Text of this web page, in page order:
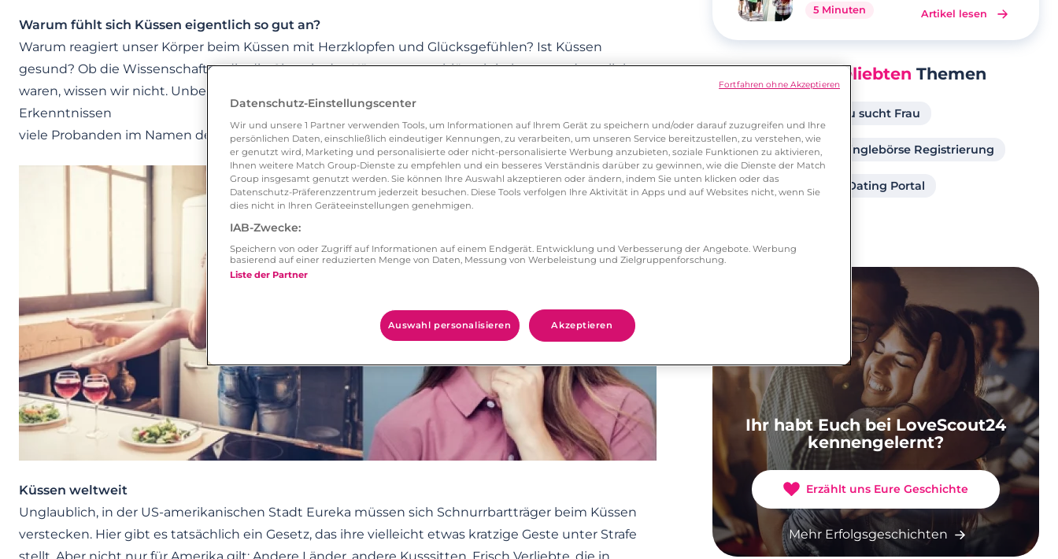
Warum fühlt sich Küssen eigentlich so gut an?
Warum reagiert unser Körper beim Küssen mit Herzklopfen und Glücksgefühlen? Ist Küssen
gesund? Ob die Wissenschafter, die die Chemie des Küssens entschlüsselt haben, gerade verliebt
waren, wissen wir nicht. Unbestreitbar ist allerdings, dass für diese Fülle an wissenschaftlichen
Erkenntnissen
viele Probanden im Namen der Forschung geknutscht haben.
Küssen weltweit
Unglaublich, in der US-amerikanischen Stadt Eureka müssen sich Schnurrbartträger beim Küssen
verstecken. Hier gibt es tatsächlich ein Gesetz, das ihre vielleicht etwas kratzige Geste unter Strafe
5 Minuten Artikel lesen
Beliebten Themen
Frau sucht Frau
Partner ab 40 Singlebörse Registrierung
Partner finden Dating Portal
Ihr habt Euch bei LoveScout24
kennengelernt?
Erzählt uns Eure Geschichte
Mehr Erfolgsgeschichten
Datenschutz-Einstellungscenter
Wir und unsere 1 Partner verwenden Tools, um Informationen auf Ihrem Gerät zu speichern und/oder darauf zuzugreifen und Ihre
persönlichen Daten, einschließlich eindeutiger Kennungen, zu verarbeiten, um unseren Service bereitzustellen, zu verstehen, wie
er genutzt wird, Marketing und personalisierte oder nicht-personalisierte Werbung anzubieten, soziale Funktionen zu aktivieren,
Ihnen weitere Match Group-Dienste zu empfehlen und ein besseres Verständnis darüber zu gewinnen, wie die Dienste der Match
Group insgesamt genutzt werden. Sie können Ihre Auswahl akzeptieren oder ändern, indem Sie unten klicken oder das
Datenschutz-Präferenzzentrum jederzeit besuchen. Diese Tools verfolgen Ihre Aktivität in Apps und auf Websites nicht, wenn Sie
dies nicht in Ihren Geräteeinstellungen genehmigen.
IAB-Zwecke:
Speichern von oder Zugriff auf Informationen auf einem Endgerät. Entwicklung und Verbesserung der Angebote. Werbung
basierend auf einer reduzierten Menge von Daten, Messung von Werbeleistung und Zielgruppenforschung.
Liste der Partner
Auswahl personalisieren Akzeptieren
Fortfahren ohne Akzeptieren